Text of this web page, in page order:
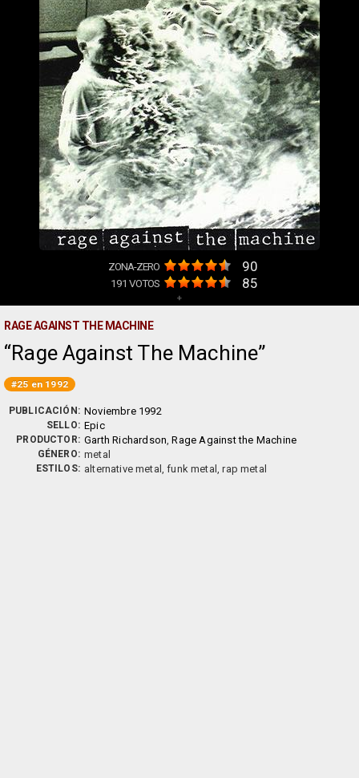
ZONA-ZERO 90
191 VOTOS 85
+
RAGE AGAINST THE MACHINE
Rage Against The Machine
#25 en 1992
PUBLICACIÓN: Noviembre 1992
SELLO: Epic
PRODUCTOR: Garth Richardson,Rage Against the Machine
GÉNERO: metal
ESTILOS: alternative metal, funk metal, rap metal